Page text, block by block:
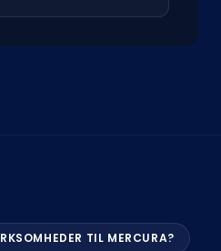
TIL MERCURA?